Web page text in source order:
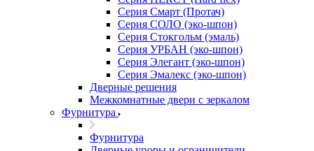
Серия Смарт (Протач)
Серия СОЛО (эко-шпон)
Серия Стокгольм (эмаль)
Серия УРБАН (эко-шпон)
Серия Элегант (эко-шпон)
Серия Эмалекс (эко-шпон)
Дверные решения
Межкомнатные двери c зеркалом
Фурнитура
Фурнитура